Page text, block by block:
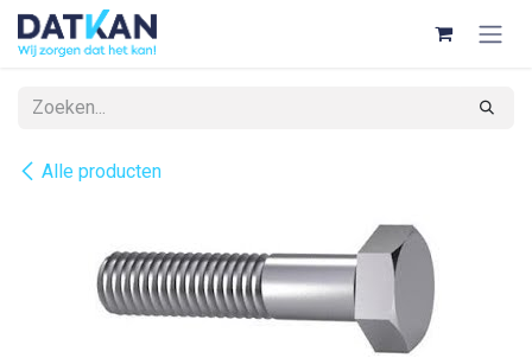
Overslaan naar inhoud
Alle producten